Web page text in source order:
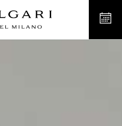
度假村